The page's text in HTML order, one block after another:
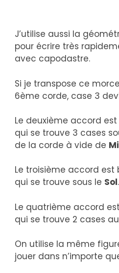
J’utilise aussi la
pour écrire très
avec capodastre.
Si je transpose ce
6ème corde, case 3
Le deuxième accord
qui se trouve 3 cases
de la corde à vide de Mi
Le troisième accord est
qui se trouve sous le Sol.
Le quatrième accord
qui se trouve 2 cases
On utilise la même
jouer dans n’importe